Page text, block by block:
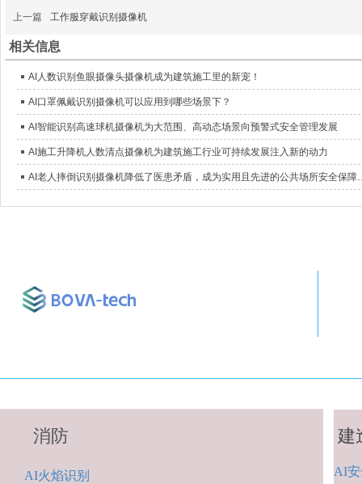
上一篇 工作服穿戴识别摄像机
相关信息
AI人数识别鱼眼摄像头摄像机成为建筑施工里的新宠！
AI口罩佩戴识别摄像机可以应用到哪些场景下？
AI智能识别高速球机摄像机为大范围、高动态场景向预警式安全管理发展
AI施工升降机人数清点摄像机为建筑施工行业可持续发展注入新的动力
AI老人摔倒识别摄像机
AI火焰识别
建
AI
消防